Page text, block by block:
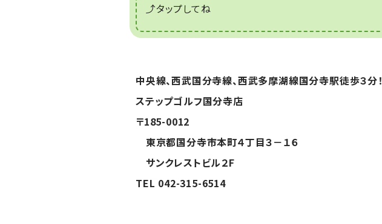
⤴タップしてね
中央線、西武国分寺線、西武多摩湖線国分寺駅徒歩３分！
ステップゴルフ国分寺店
〒185-0012
東京都国分寺市本町４丁目３－１６
サンクレストビル２F
TEL 042-315-6514